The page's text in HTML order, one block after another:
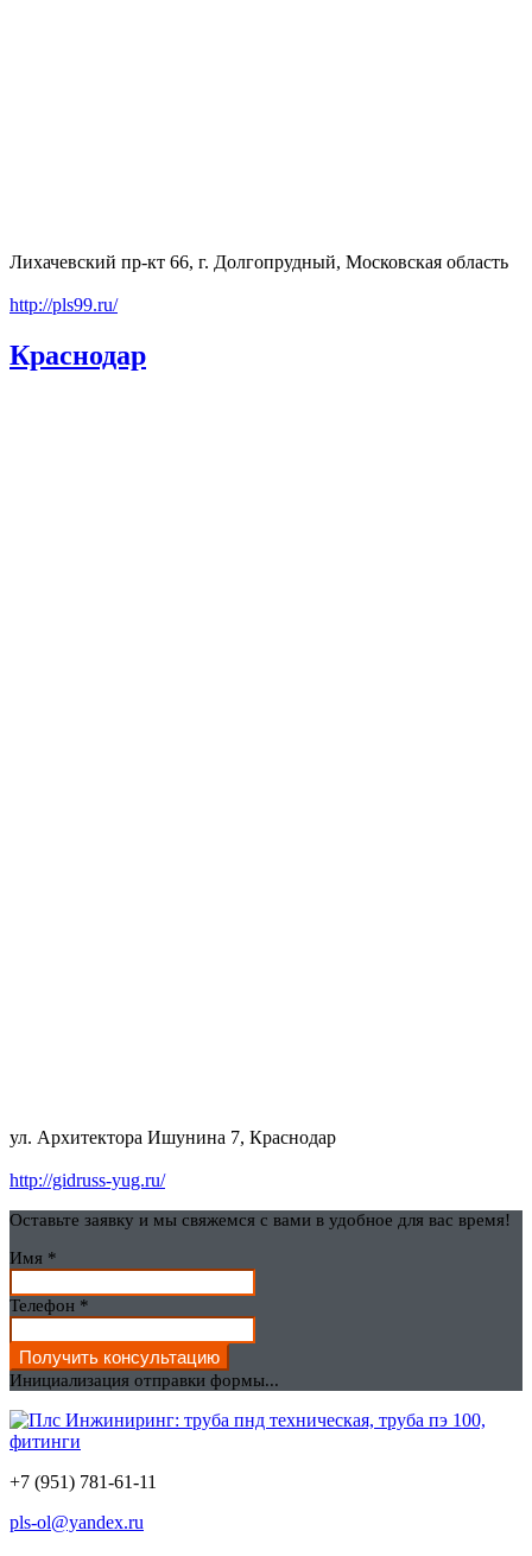
Лихачевский пр-кт 66, г. Долгопрудный, Московская область
http://pls99.ru/
Краснодар
ул. Архитектора Ишунина 7, Краснодар
http://gidruss-yug.ru/
Оставьте заявку и мы свяжемся с вами в удобное для вас время!
Имя *
Телефон *
Получить консультацию
Инициализация отправки формы...
+7 (951) 781-61-11
pls-ol@yandex.ru